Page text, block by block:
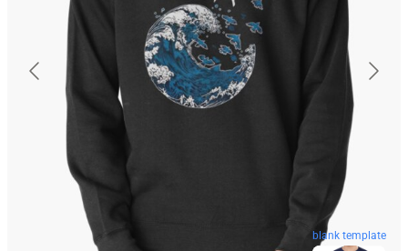
blank template